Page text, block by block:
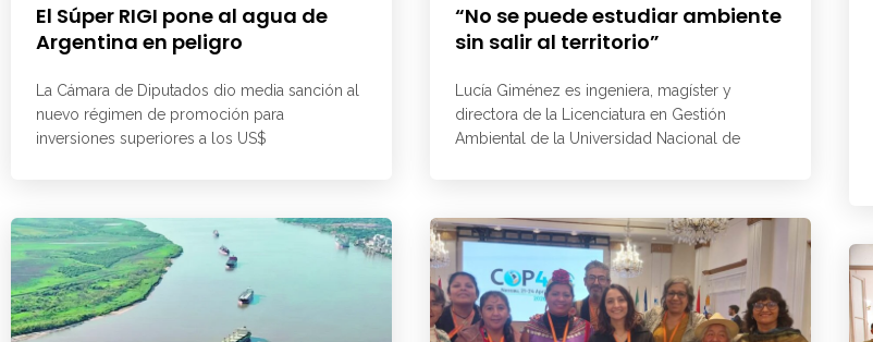
El Súper RIGI pone al agua de
Argentina en peligro
La Cámara de Diputados dio media sanción al
nuevo régimen de promoción para
inversiones superiores a los US$
“No se puede estudiar ambiente
sin salir al territorio”
Lucía Giménez es ingeniera, magíster y
directora de la Licenciatura en Gestión
Ambiental de la Universidad Nacional de